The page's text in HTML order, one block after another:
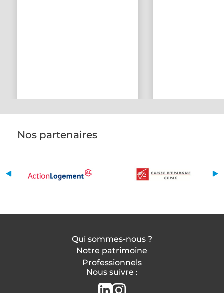
Nos partenaires
Qui sommes-nous ?
Notre patrimoine
Professionnels
Nous suivre :